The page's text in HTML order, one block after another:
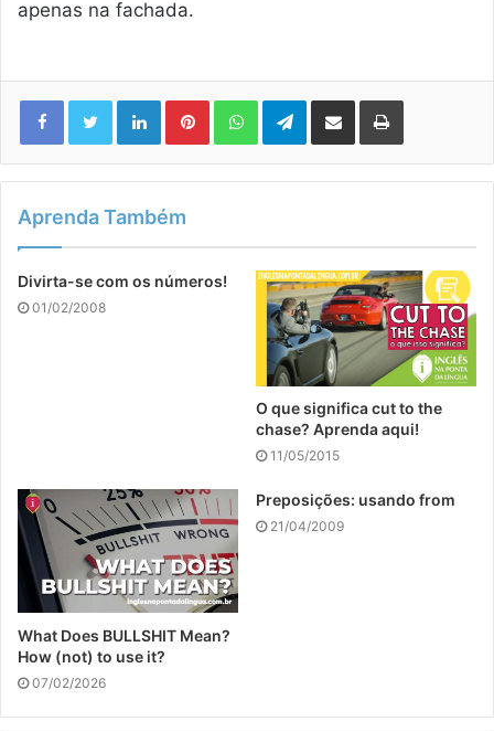
apenas na fachada.
LinkedinPinterestWhatsAppTelegram
Compartilhar via e-mail Imprimir
Aprenda Também
Divirta-se com os números!
01/02/2008
O que significa cut to the
chase? Aprenda aqui!
11/05/2015
What Does BULLSHIT Mean?
How (not) to use it?
07/02/2026
Preposições: usando from
21/04/2009